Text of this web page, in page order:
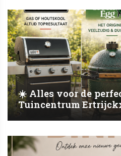
☀️ Alles voor de
Tuincentrum